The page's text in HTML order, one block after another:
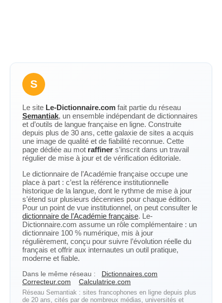
S
Le site Le-Dictionnaire.com fait partie du réseau
Semantiak, un ensemble indépendant de dictionnaires
et d’outils de langue française en ligne. Construite
depuis plus de 30 ans, cette galaxie de sites a acquis
une image de qualité et de fiabilité reconnue. Cette
page dédiée au mot raffiner s’inscrit dans un travail
régulier de mise à jour et de vérification éditoriale.
Le dictionnaire de l’Académie française occupe une
place à part : c’est la référence institutionnelle
historique de la langue, dont le rythme de mise à jour
s’étend sur plusieurs décennies pour chaque édition.
Pour un point de vue institutionnel, on peut consulter le
dictionnaire de l’Académie française. Le-
Dictionnaire.com assume un rôle complémentaire : un
dictionnaire 100 % numérique, mis à jour
régulièrement, conçu pour suivre l’évolution réelle du
français et offrir aux internautes un outil pratique,
moderne et fiable.
Dans le même réseau :
Dictionnaires.com
Correcteur.com
Calculatrice.com
Réseau Semantiak : sites francophones en ligne depuis plus
de 20 ans, cités par de nombreux médias, universités et